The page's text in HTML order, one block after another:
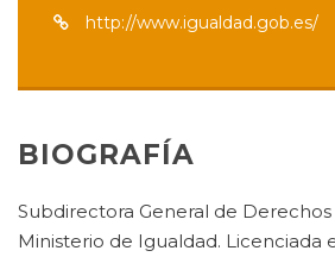
http://www.igualdad.gob.es/
BIOGRAFÍA
Subdirectora General de Derechos
Ministerio de Igualdad. Licenciada